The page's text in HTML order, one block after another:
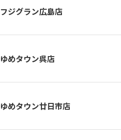
フジグラン広島店
ゆめタウン呉店
ゆめタウン廿日市店